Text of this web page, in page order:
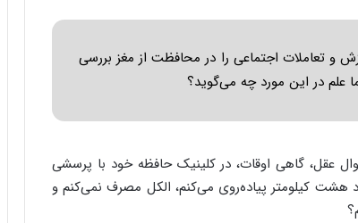
و تعاملات اجتماعی را در محافظت از مغز بررسی
علم در این مورد چه می‌گوید؟
عقل، گاهی اوقات، در کلینیک حافظه خود با پرسشی
هشت کیلومتر پیاده‌روی می‌کنم، الکل مصرف نمی‌کنم و